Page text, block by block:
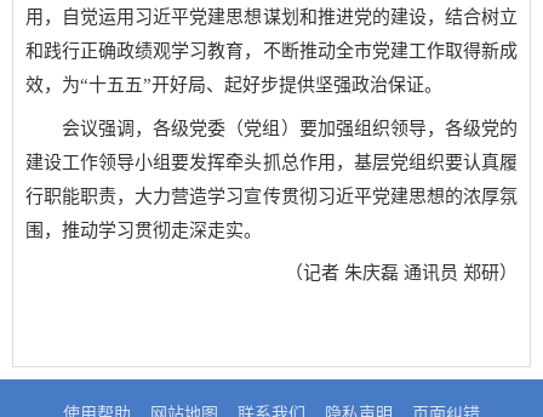
用，自觉运用习近平党建思想谋划和推进党的建设，结合树立
和践行正确政绩观学习教育，不断推动全市党建工作取得新成
效，为“十五五”开好局、起好步提供坚强政治保证。
会议强调，各级党委（党组）要加强组织领导，各级党的
建设工作领导小组要发挥牵头抓总作用，基层党组织要认真履
行职能职责，大力营造学习宣传贯彻习近平党建思想的浓厚氛
围，推动学习贯彻走深走实。
（记者 朱庆磊 通讯员 郑研）
使用帮助 网站地图 联系我们 隐私声明 页面纠错